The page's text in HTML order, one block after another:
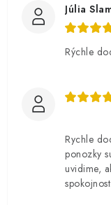
Júlia
Rýchle
Rychle
ponozky
uvidime,